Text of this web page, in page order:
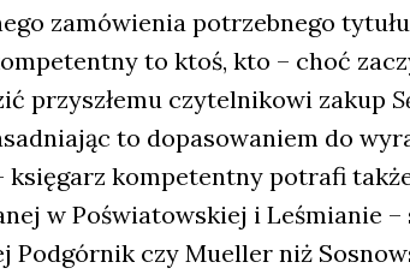
zamó­wie­nia potrzeb­ne­go
to ktoś, kto – choć
przy­szłe­mu czy­tel­ni­ko­wi zakup
to dopa­so­wa­niem do
kom­pe­tent­ny potra­fi
w Poświa­tow­skiej i Leśmia­nie –
Pod­gór­nik czy Muel­ler niż